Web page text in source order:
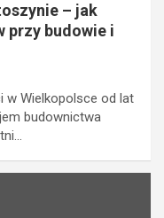
– jak
przy budowie i
w Wielkopolsce od lat
budownictwa